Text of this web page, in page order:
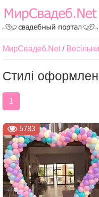
МирСвадеб.Net
Стилі
1
5783